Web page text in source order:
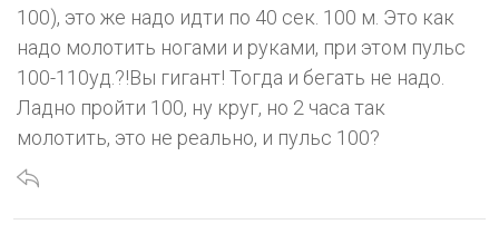
100), это же надо идти по 40 сек. 100 м. Это как
надо молотить ногами и руками, при этом пульс
100-110уд.?!Вы гигант! Тогда и бегать не надо.
Ладно пройти 100, ну круг, но 2 часа так
молотить, это не реально, и пульс 100?